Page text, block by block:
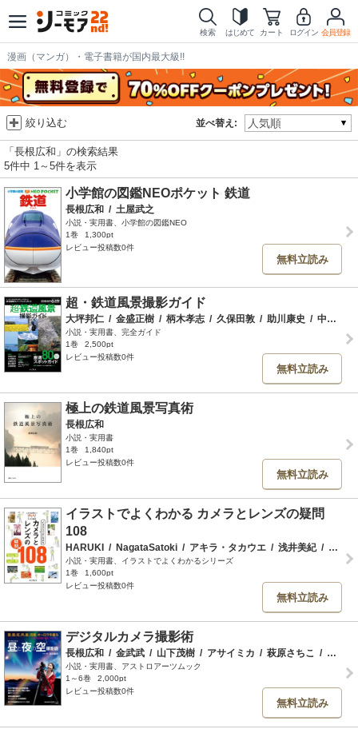
検索 はじめて カート ログイン 会員登録
漫画（マンガ）・電子書籍が国内最大級!!
並べ替え:
絞り込む
「長根広和」の検索結果
5件中 1～5件を表示
小学館の図鑑NEOポケット 鉄道
長根広和 / 土屋武之
小説・実用書、小学館の図鑑NEO
1巻
1,300pt
レビュー投稿数0件
無料立読み
超・鉄道風景撮影ガイド
大坪邦仁 / 金盛正樹 / 柄木孝志 / 久保田敦 / 助川康史 / 中井精也
小説・実用書、完全ガイド
1巻
2,500pt
レビュー投稿数0件
無料立読み
極上の鉄道風景写真術
長根広和
小説・実用書
1巻
1,840pt
レビュー投稿数0件
無料立読み
イラストでよくわかる カメラとレンズの疑問
108
HARUKI / NagataSatoki / アキラ・タカウエ / 浅井美紀 /
小説・実用書、イラストでよくわかるシリーズ
1巻
1,600pt
レビュー投稿数0件
無料立読み
デジタルカメラ撮影術
長根広和 / 金武武 / 山下茂樹 / アサイミカ / 萩原さちこ /
小説・実用書、アストロアーツムック
1～6巻
2,000pt
レビュー投稿数0件
無料立読み